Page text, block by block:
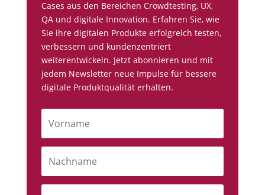
Cases aus den Bereichen Crowdtesting, UX,
QA und digitale Innovation. Erfahren Sie, wie
Sie ihre digitalen Produkte erfolgreich testen,
verbessern und kundenzentriert
weiterentwickeln. Jetzt abonnieren und mit
jedem Newsletter neue Impulse für bessere
digitale Produktqualität erhalten.